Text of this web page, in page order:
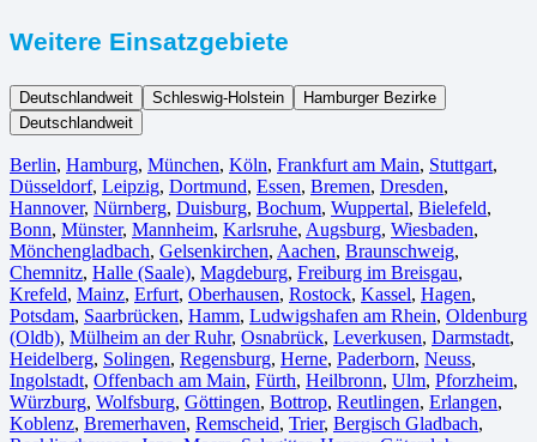
Weitere Einsatzgebiete
Deutschlandweit Schleswig-Holstein
Hamburger Bezirke
Deutschlandweit
Berlin⁠, Hamburg, München, Köln⁠, Frankfurt am Main, Stuttgart,
Düsseldorf, Leipzig, Dortmund, Essen, Bremen, Dresden,
Hannover, Nürnberg, Duisburg⁠, Bochum, Wuppertal⁠, Bielefeld⁠,
Bonn⁠, Münster⁠, Mannheim, Karlsruhe, Augsburg, Wiesbaden⁠,
Mönchengladbach⁠, Gelsenkirchen⁠, Aachen⁠, Braunschweig,
Chemnitz⁠, Halle (Saale)⁠, Magdeburg, Freiburg im Breisgau⁠,
Krefeld⁠, Mainz⁠, Erfurt, Oberhausen⁠, Rostock⁠, Kassel⁠, Hagen,
Potsdam, Saarbrücken⁠, Hamm, Ludwigshafen am Rhein⁠, Oldenburg
(Oldb), Mülheim an der Ruhr, Osnabrück⁠, Leverkusen, Darmstadt⁠,
Heidelberg, Solingen, Regensburg, Herne⁠, Paderborn, Neuss,
Ingolstadt, Offenbach am Main, Fürth⁠, Heilbronn, Ulm⁠, Pforzheim,
Würzburg, Wolfsburg⁠, Göttingen, Bottrop, Reutlingen, Erlangen⁠,
Koblenz, Bremerhaven⁠, Remscheid, Trier⁠, Bergisch Gladbach,